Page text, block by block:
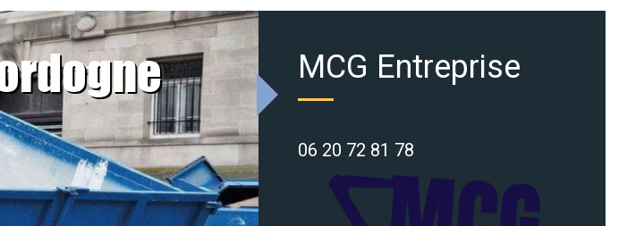
MCG Entreprise
06 20 72 81 78